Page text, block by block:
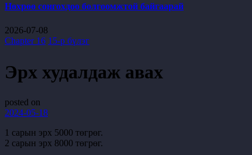
Нөхрөө сонгохдоо болгоомжтой байгаарай
2026-07-08
Chapter 16 15-р бүлэг
Эрх худалдаж авах
posted on
2024-05-18
1 сарын эрх 5000 төгрөг.
2 сарын эрх 8000 төгрөг.